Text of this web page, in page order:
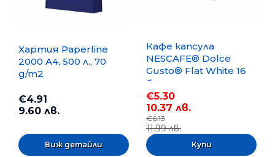
Хартия Paperline
2000 A4, 500 л., 70
g/m2
€4.91
9.60 лв.
Виж детайли
Кафе капсула
NESCAFE® Dolce
Gusto® Flat White 16
бр.
€5.30
10.37 лв.
€6.13
11.99 лв.